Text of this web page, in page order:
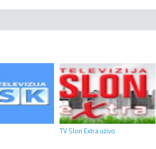
TV Slon Extra uživo